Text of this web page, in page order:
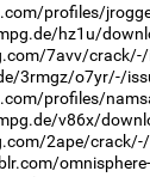
profiles/
hz1u/
7avv/
3rmgz/o7yr/-/
profiles/
v86x/
2ape/